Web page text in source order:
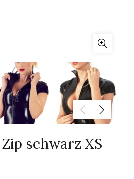
schwarz XS